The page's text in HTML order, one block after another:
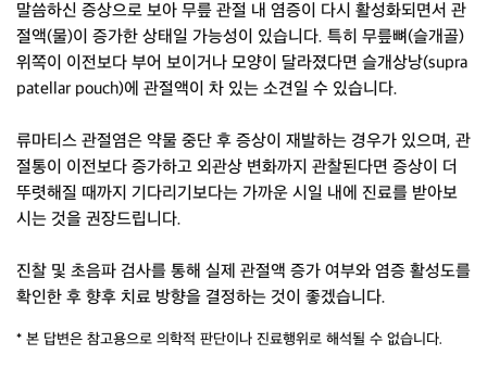
말씀하신 증상으로 보아 무릎 관절 내 염증이 다시 활성화되면서 관
절액(물)이 증가한 상태일 가능성이 있습니다. 특히 무릎뼈(슬개골)
위쪽이 이전보다 부어 보이거나 모양이 달라졌다면 슬개상낭(supra
patellar pouch)에 관절액이 차 있는 소견일 수 있습니다.
류마티스 관절염은 약물 중단 후 증상이 재발하는 경우가 있으며, 관
절통이 이전보다 증가하고 외관상 변화까지 관찰된다면 증상이 더
뚜렷해질 때까지 기다리기보다는 가까운 시일 내에 진료를 받아보
시는 것을 권장드립니다.
진찰 및 초음파 검사를 통해 실제 관절액 증가 여부와 염증 활성도를
확인한 후 향후 치료 방향을 결정하는 것이 좋겠습니다.
* 본 답변은 참고용으로 의학적 판단이나 진료행위로 해석될 수 없습니다.